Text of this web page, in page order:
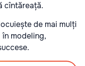
cîntăreață.
de mai mulți
modeling,